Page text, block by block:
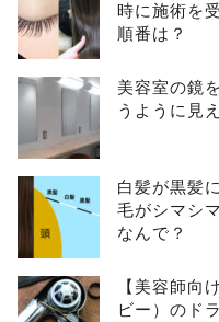
時に施術を
順番は？
美容室の鏡
うように見
白髪が黒髪
毛がシマシ
なんで？
【美容師向
ビー）のド